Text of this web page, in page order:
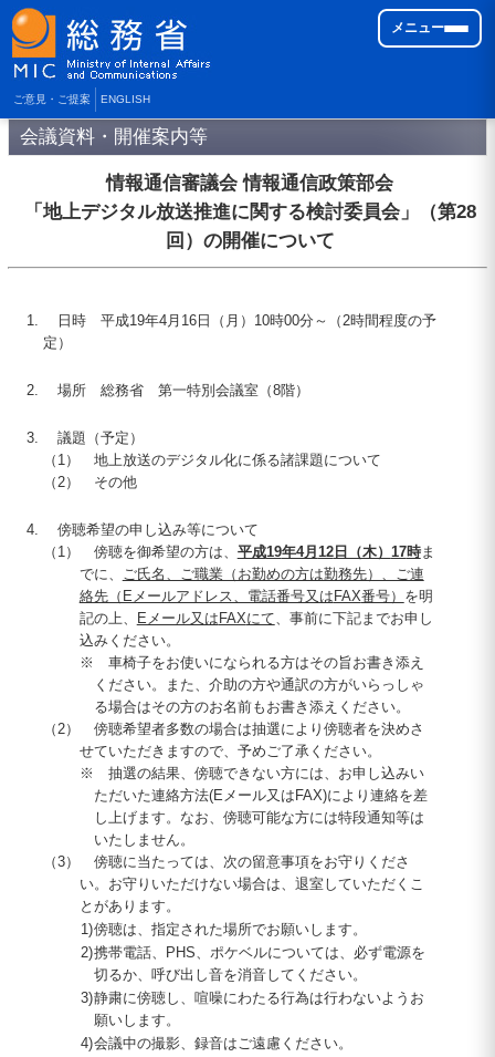
ご意見・ご提案 ENGLISH
メニュー
会議資料・開催案内等
情報通信審議会 情報通信政策部会
「地上デジタル放送推進に関する検討委員会」（第28
回）の開催について
日時 平成19年4月 16日（月） 10時00分～（2時間程度の予
定）
場所 総務省 第一特別会議室（8階）
議題（予定）
（1）
地上放送のデジタル化に係る諸課題について
（2）
その他
傍聴希望の申し込み等について
（1）
傍聴を御希望の方は、 平成19年4月 12日（木） 17時ま
でに、 ご氏名、ご職業（お勤めの方は勤務先）、ご連
絡先（Eメールアドレス、電話番号又は FAX番号） を明
記の上、
Eメール又は FAXにて、事前に下記までお申し
込みください。
※
車椅子をお使いになられる方はその旨お書き添え
ください。また、介助の方や通訳の方がいらっしゃ
る場合はその方のお名前もお書き添えください。
（2）
傍聴希望者多数の場合は抽選により傍聴者を決めさ
せていただきますので、予めご了承ください。
※
抽選の結果、傍聴できない方には、お申し込みい
ただいた連絡方法(Eメール又は FAX)により連絡を差
し上げます。なお、傍聴可能な方には特段通知等は
いたしません。
（3）
傍聴に当たっては、次の留意事項をお守りくださ
い。お守りいただけない場合は、退室していただくこ
とがあります。
1)傍聴は、指定された場所でお願いします。
2)携帯電話、 PHS、ポケベルについては、必ず電源を
切るか、呼び出し音を消音してください。
3)静粛に傍聴し、喧噪にわたる行為は行わないようお
願いします。
4)会議中の撮影、録音はご遠慮ください。